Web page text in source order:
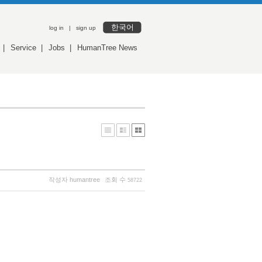
log in | sign up 한국어
Service Jobs HumanTree News
작성자 humantree 조회 수 58722